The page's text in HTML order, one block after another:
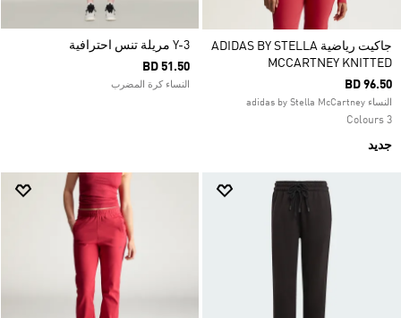
جاكيت رياضية ADIDAS BY STELLA
MCCARTNEY KNITTED
BD 96.50
النساء adidas by Stella McCartney
3 Colours
جديد
Y-3 مريلة تنس احترافية
BD 51.50
النساء كرة المضرب